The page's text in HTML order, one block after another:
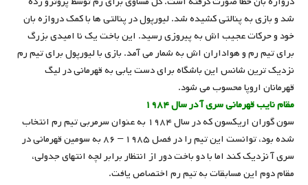
شد و بازی به پنالتی کشیده شد. لیورپول در پنالتی ‌ها با کمک دروازه بان
خود و حرکات عجیب اش به پیروزی رسید. این باخت یک نا امیدی بزرگ
برای تیم رم و هواداران اش به شمار می آمد. بازی با لیورپول برای تیم رم
نزدیک ‌ترین شانس این باشگاه برای دست یابی به قهرمانی در لیگ
قهرمانان اروپا محسوب می شود.
مقام نایب قهرمانی سری آ در سال ۱۹۸۴
سون گوران اریکسون که در سال ۱۹۸۴ به عنوان سرمربی تیم رم انتخاب
شده بود، توانست این تیم را در فصل ۱۹۸۵ – ۸۶ به سومین قهرمانی در
سری آ نزدیک کند اما با دو باخت دور از انتظار برابر لچه انتهای جدولی،
مقام دوم این مسابقات به تیم رم اختصاص یافت.